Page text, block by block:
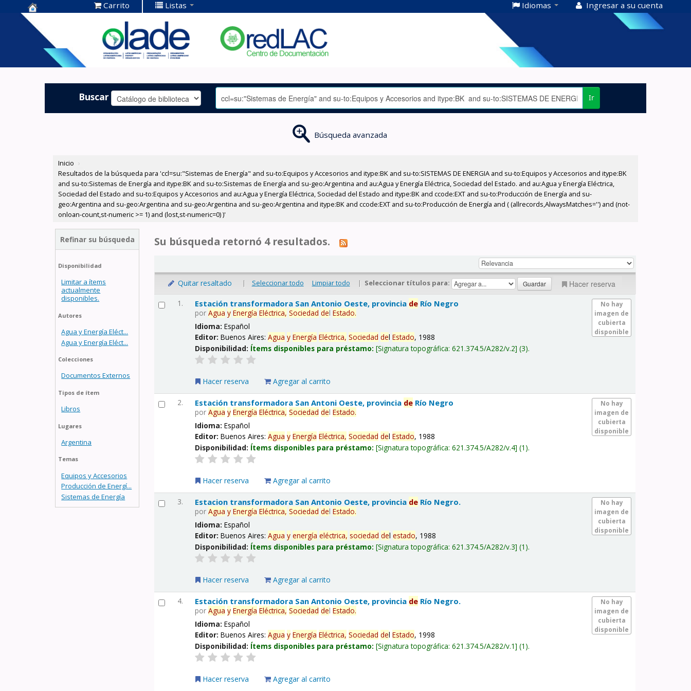
Centro de
Documentación
OLADE -
Carrito Listas Idiomas Ingresar a su cuenta
Buscar Ir
Búsqueda avanzada
Inicio ›
Resultados de la búsqueda para 'ccl=su:"Sistemas de Energía" and su-to:Equipos y Accesorios and itype:BK and su-to:SISTEMAS DE ENERGIA and su-to:Equipos y Accesorios and itype:BK
and su-to:Sistemas de Energía and itype:BK and su-to:Sistemas de Energía and su-geo:Argentina and au:Agua y Energía Eléctrica, Sociedad del Estado. and au:Agua y Energía Eléctrica,
Sociedad del Estado and su-to:Equipos y Accesorios and au:Agua y Energía Eléctrica, Sociedad del Estado and itype:BK and ccode:EXT and su-to:Producción de Energía and su-
geo:Argentina and su-geo:Argentina and su-geo:Argentina and su-geo:Argentina and itype:BK and ccode:EXT and su-to:Producción de Energía and ( (allrecords,AlwaysMatches='') and (not-
onloan-count,st-numeric >= 1) and (lost,st-numeric=0) )'
Refinar su búsqueda
Disponibilidad
Limitar a ítems
actualmente
disponibles.
Autores
Agua y Energía Eléct...
Agua y Energía Eléct...
Colecciones
Documentos Externos
Tipos de ítem
Libros
Lugares
Argentina
Temas
Equipos y Accesorios
Producción de Energí...
Sistemas de Energía
Su búsqueda retornó 4 resultados.
Quitar resaltado | Seleccionar todo Limpiar todo | Seleccionar títulos para: Hacer reserva
1.
No hay
imagen de
cubierta
disponible
Estación transformadora San Antonio Oeste, provincia de Río Negro
porAgua y Energía Eléctrica, Sociedad delEstado.
Idioma:Español
Editor:Buenos Aires:Agua y Energía Eléctrica, Sociedad delEstado, 1988
Disponibilidad: Ítems disponibles para préstamo: Signatura topográfica:621.374.5/A282/v.2 (3).
Hacer reserva Agregar al carrito
2.
No hay
imagen de
cubierta
disponible
Estación transformadora San Antoni Oeste, provincia de Río Negro
porAgua y Energía Eléctrica, Sociedad delEstado.
Idioma:Español
Editor:Buenos Aires:Agua y Energía Eléctrica, Sociedad delEstado, 1988
Disponibilidad: Ítems disponibles para préstamo: Signatura topográfica:621.374.5/A282/v.4 (1).
Hacer reserva Agregar al carrito
3.
No hay
imagen de
cubierta
disponible
Estacion transformadora San Antonio Oeste, provincia de Río Negro.
porAgua y Energía Eléctrica, Sociedad delEstado.
Idioma:Español
Editor:Buenos Aires:Agua y energía eléctrica, sociedad delestado, 1988
Disponibilidad: Ítems disponibles para préstamo: Signatura topográfica:621.374.5/A282/v.3 (1).
Hacer reserva Agregar al carrito
4.
No hay
imagen de
cubierta
disponible
Estación transformadora San Antonio Oeste, provincia de Río Negro.
porAgua y Energía Eléctrica, Sociedad delEstado.
Idioma:Español
Editor:Buenos Aires:Agua y Energía Eléctrica, Sociedad delEstado, 1998
Disponibilidad: Ítems disponibles para préstamo: Signatura topográfica:621.374.5/A282/v.1 (1).
Hacer reserva Agregar al carrito